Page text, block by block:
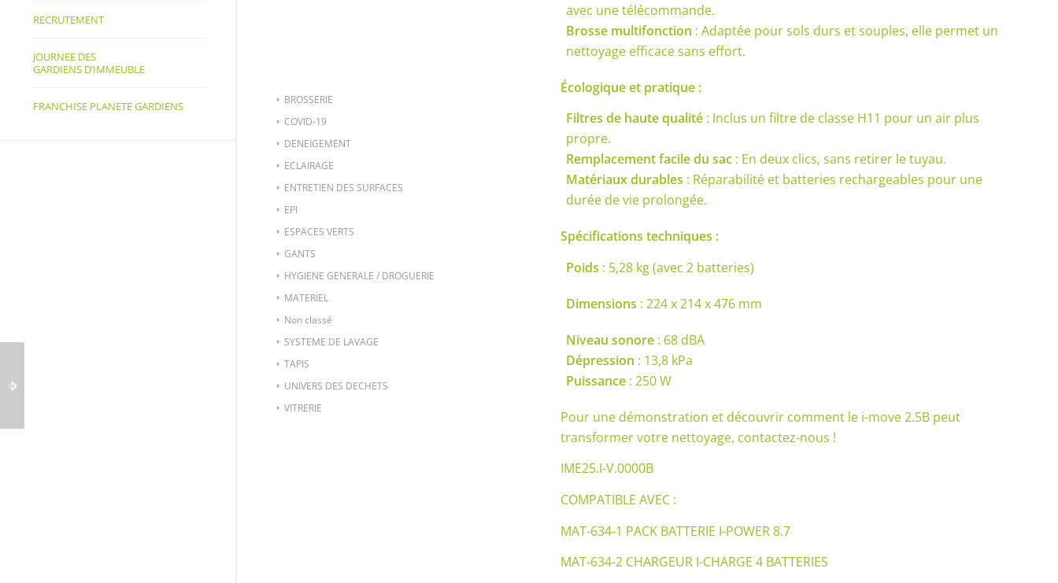
RECRUTEMENT
JOURNEE DES
GARDIENS D’IMMEUBLE
FRANCHISE PLANETE GARDIENS
BROSSERIE
COVID-19
DENEIGEMENT
ECLAIRAGE
ENTRETIEN DES SURFACES
EPI
ESPACES VERTS
GANTS
HYGIENE GENERALE / DROGUERIE
MATERIEL
Non classé
SYSTEME DE LAVAGE
TAPIS
UNIVERS DES DECHETS
VITRERIE
avec une télécommande.
Brosse multifonction : Adaptée pour sols durs et souples, elle permet un
nettoyage efficace sans effort.
Écologique et pratique :
Filtres de haute qualité : Inclus un filtre de classe H11 pour un air plus
propre.
Remplacement facile du sac : En deux clics, sans retirer le tuyau.
Matériaux durables : Réparabilité et batteries rechargeables pour une
durée de vie prolongée.
Spécifications techniques :
Poids : 5,28 kg (avec 2 batteries)
Dimensions : 224 x 214 x 476 mm
Niveau sonore : 68 dBA
Dépression : 13,8 kPa
Puissance : 250 W
Pour une démonstration et découvrir comment le i-move 2.5B peut
transformer votre nettoyage, contactez-nous !
IME25.I-V.0000B
COMPATIBLE AVEC :
MAT-634-1 PACK BATTERIE I-POWER 8.7
MAT-634-2 CHARGEUR I-CHARGE 4 BATTERIES